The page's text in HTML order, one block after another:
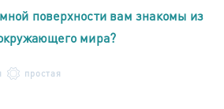
поверхности вам знакомы из
мира?
простая